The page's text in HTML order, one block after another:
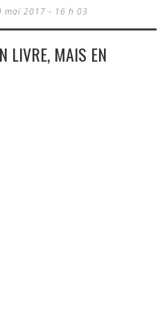
mai 2017 - 16 h 03
LIVRE, MAIS EN